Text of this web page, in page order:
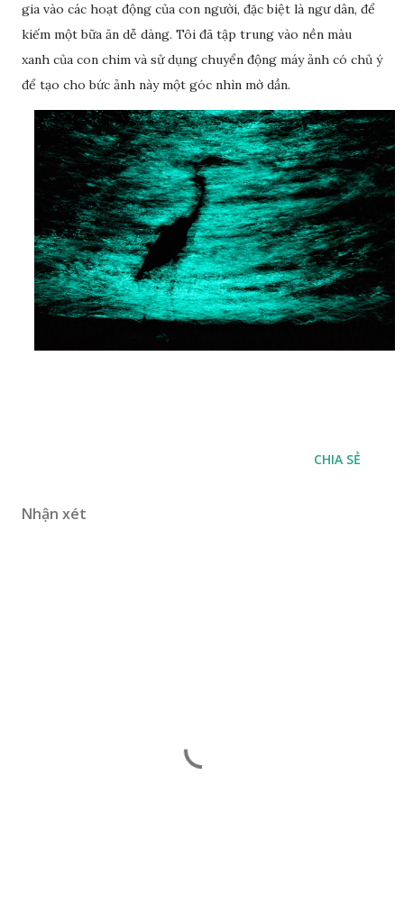
gia vào các hoạt động của con người, đặc biệt là ngư dân, để
kiếm một bữa ăn dễ dàng. Tôi đã tập trung vào nền màu
xanh của con chim và sử dụng chuyển động máy ảnh có chủ ý
để tạo cho bức ảnh này một góc nhìn mờ dần.
CHIA SẺ
Nhận xét